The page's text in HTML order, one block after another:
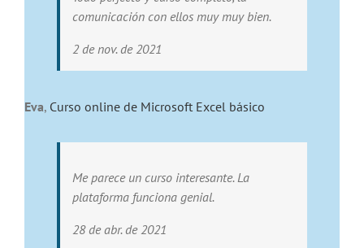
comunicación con ellos muy muy bien.
2 de nov. de 2021
Eva, Curso online de Microsoft Excel básico
Me parece un curso interesante. La
plataforma funciona genial.
28 de abr. de 2021